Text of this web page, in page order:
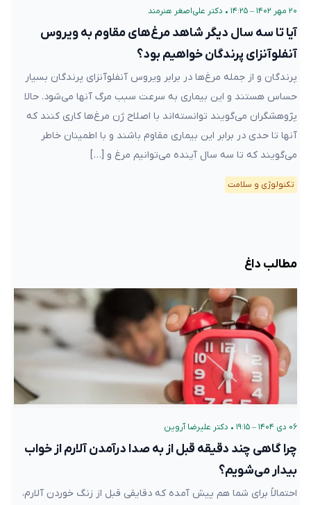
۲۰ مهر ۱۴۰۲ – ۱۴:۲۵ • دکتر علی‌اصغر هنرمند
آیا تا سه سال دیگر شاهد مرغ‌های مقاوم به ویروس
آنفلوآنزای پرندگان خواهیم بود؟
پرندگان و از جمله مرغ‌ها در برابر ویروس آنفلوآنزای پرندگان بسیار
حساس هستند و این بیماری به سرعت سبب مرگ آنها می‌شود. حالا
پژوهشگران می‌گویند توانسته‌اند با اصلاح ژن مرغ‌ها کاری کنند که
آنها تا حدی در برابر این بیماری مقاوم باشند و با اطمینان خاطر
می‌گویند که تا سه سال آینده می‌توانیم مرغ و […]
تکنولوژی و سلامت
مطالب داغ
۰۶ دی ۱۴۰۴ – ۱۹:۱۵ • دکتر علیرضا آروین
چرا گاهی چند دقیقه قبل از به صدا درآمدن آلارم از خواب
بیدار می‌شویم؟
احتمالاً برای شما هم پیش آمده که دقایقی قبل از زنگ خوردن آلارم،